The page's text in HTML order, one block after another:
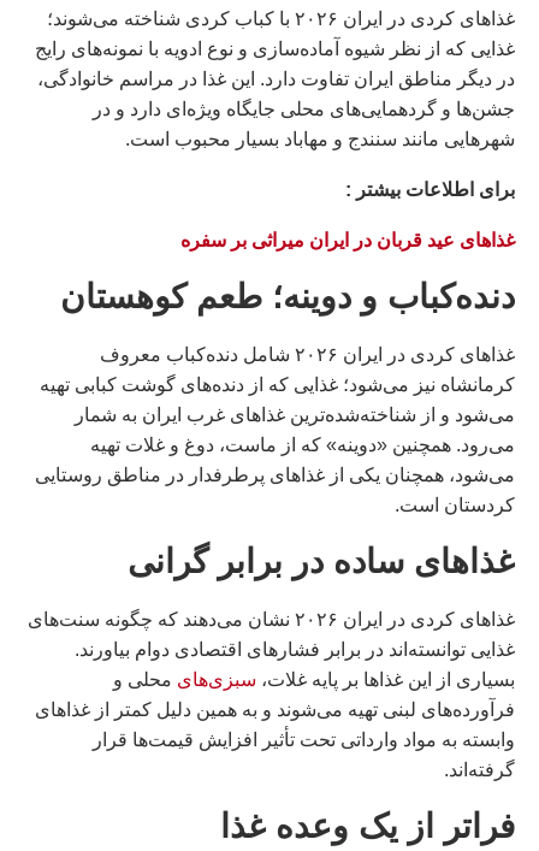
غذاهای کردی در ایران ۲۰۲۶ با کباب کردی شناخته می‌شوند؛
غذایی که از نظر شیوه آماده‌سازی و نوع ادویه با نمونه‌های رایج
در دیگر مناطق ایران تفاوت دارد. این غذا در مراسم خانوادگی،
جشن‌ها و گردهمایی‌های محلی جایگاه ویژه‌ای دارد و در
شهرهایی مانند سنندج و مهاباد بسیار محبوب است.
براى اطلاعات بيشتر :
غذاهای عید قربان در ایران میراثی بر سفره
دنده‌کباب و دوینه؛ طعم کوهستان
غذاهای کردی در ایران ۲۰۲۶ شامل دنده‌کباب معروف
کرمانشاه نیز می‌شود؛ غذایی که از دنده‌های گوشت کبابی تهیه
می‌شود و از شناخته‌شده‌ترین غذاهای غرب ایران به شمار
می‌رود. همچنین «دوینه» که از ماست، دوغ و غلات تهیه
می‌شود، همچنان یکی از غذاهای پرطرفدار در مناطق روستایی
کردستان است.
غذاهای ساده در برابر گرانی
غذاهای کردی در ایران ۲۰۲۶ نشان می‌دهند که چگونه سنت‌های
غذایی توانسته‌اند در برابر فشارهای اقتصادی دوام بیاورند.
بسیاری از این غذاها بر پایه غلات، سبزی‌های محلی و
فرآورده‌های لبنی تهیه می‌شوند و به همین دلیل کمتر از غذاهای
وابسته به مواد وارداتی تحت تأثیر افزایش قیمت‌ها قرار
گرفته‌اند.
فراتر از یک وعده غذا